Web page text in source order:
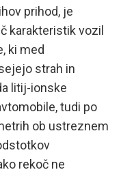
prihod, je
karakteristik vozil
ki med
strah in
litij-ionske
tudi po
ob ustreznem
rekoč ne